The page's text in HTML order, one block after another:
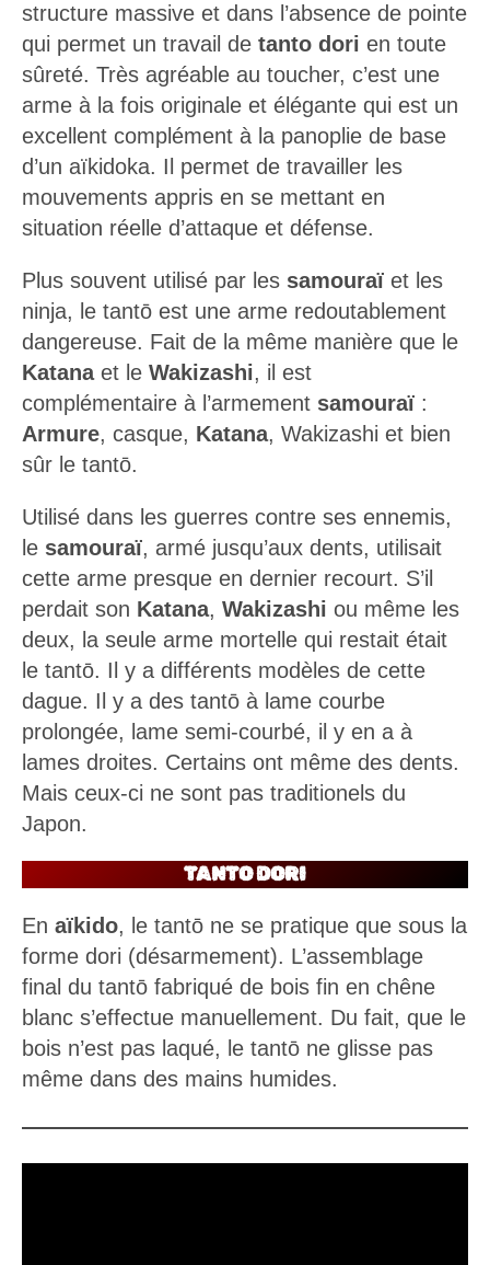
qui permet un travail detanto dorien toute
sûreté. Très agréable au toucher, c’est une
arme à la fois originale et élégante qui est un
excellent complément à la panoplie de base
d’un aïkidoka. Il permet de travailler les
mouvements appris en se mettant en
situation réelle d’attaque et défense.
ninja, le tantō est une arme redoutablement
dangereuse. Fait de la même manière que le
Katanaet le Wakizashi, il est
complémentaire à l’armement
Armure, casque, Katana, Wakizashi et bien
sûr le tantō.
lesamouraï , armé jusqu’aux dents, utilisait
cette arme presque en dernier recourt. S’il
perdait sonKatana,Wakizashiou même les
deux, la seule arme mortelle qui restait était
le tantō. Il y a différents modèles de cette
dague. Il y a des tantō à lame courbe
prolongée, lame semi-courbé, il y en a à
lames droites. Certains ont même des dents.
Mais ceux-ci ne sont pas traditionels du
Japon.
Enaïkido, le tantō ne se pratique que sous la
forme dori (désarmement). L’assemblage
final du tantō fabriqué de bois fin en chêne
blanc s’effectue manuellement. Du fait, que le
bois n’est pas laqué, le tantō ne glisse pas
même dans des mains humides.